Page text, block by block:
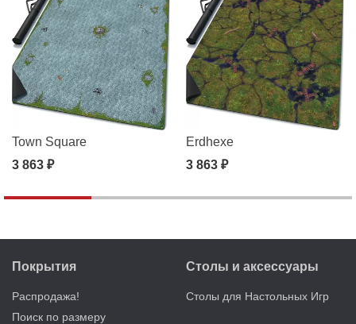
Town Square
3 863 ₽
Erdhexe
3 863 ₽
Покрытия
Распродажа!
Поиск по размеру
Столы и аксессуары
Столы для Настольных Игр